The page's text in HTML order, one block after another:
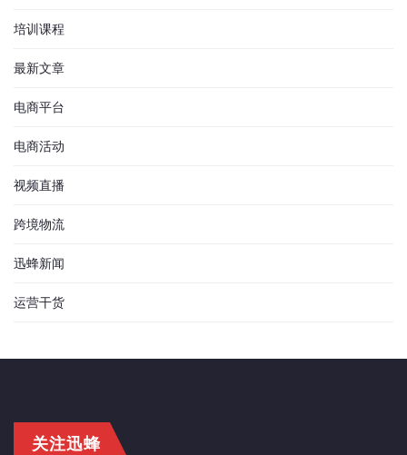
培训课程
最新文章
电商平台
电商活动
视频直播
跨境物流
迅蜂新闻
运营干货
关注迅蜂